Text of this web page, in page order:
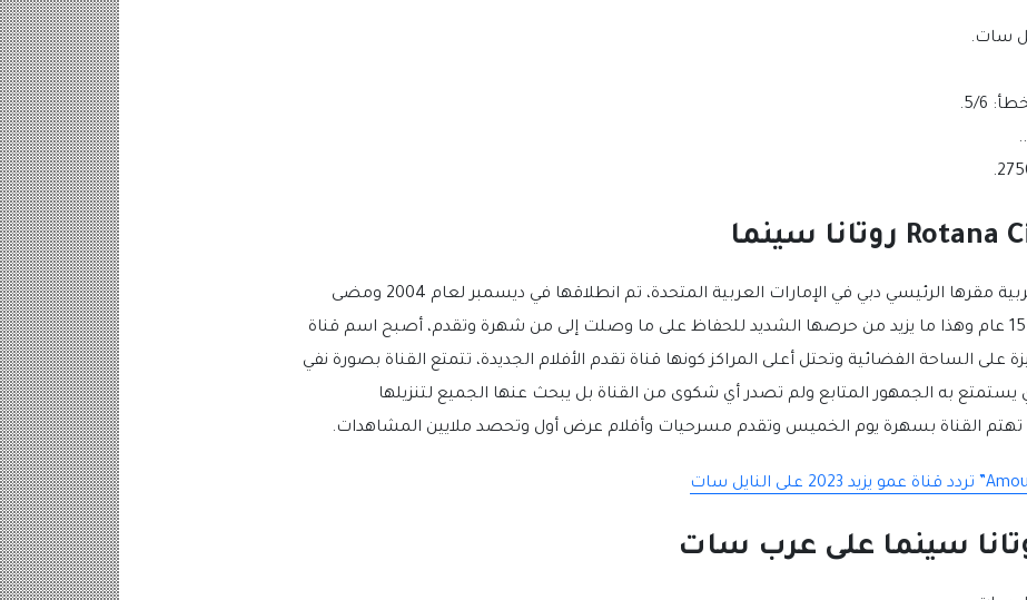
سات.
5/6.
روتانا سينما هي قناة عربية مقرها الرئيسي دبي في الإمارات العربية المتحدة، تم انطلاقها في ديسمبر لعام 2004 ومضى
على تأسيسها أكثر من 15 عام وهذا ما يزيد من حرصها الشديد للحفاظ على ما وصلت إلى من شهرة وتقدم، أصبح اسم قناة
على الساحة الفضائية وتحتل أعلى المراكز كونها قناة تقدم الأفلام الجديدة، تتمتع القناة بصورة نفي
به الجمهور المتابع ولم تصدر أي شكوى من القناة بل يبحث عنها الجميع لتنزيلها
تهتم القناة بسهرة يوم الخميس وتقدم مسرحيات وأفلام عرض أول وتحصد ملايين المشاهدات.
سينما على عرب سات